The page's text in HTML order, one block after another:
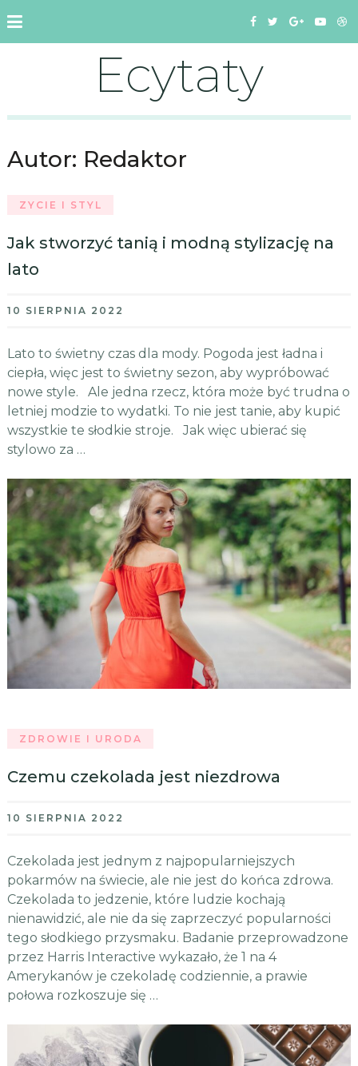
Ecytaty
Autor: Redaktor
ZYCIE I STYL
Jak stworzyć tanią i modną stylizację na
lato
10 SIERPNIA 2022
Lato to świetny czas dla mody. Pogoda jest ładna i
ciepła, więc jest to świetny sezon, aby wypróbować
nowe style. Ale jedna rzecz, która może być trudna o
letniej modzie to wydatki. To nie jest tanie, aby kupić
wszystkie te słodkie stroje. Jak więc ubierać się
stylowo za …
ZDROWIE I URODA
Czemu czekolada jest niezdrowa
10 SIERPNIA 2022
Czekolada jest jednym z najpopularniejszych
pokarmów na świecie, ale nie jest do końca zdrowa.
Czekolada to jedzenie, które ludzie kochają
nienawidzić, ale nie da się zaprzeczyć popularności
tego słodkiego przysmaku. Badanie przeprowadzone
przez Harris Interactive wykazało, że 1 na 4
Amerykanów je czekoladę codziennie, a prawie
połowa rozkoszuje się …